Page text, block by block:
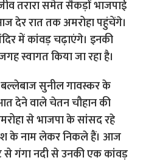
बल्लेबाज सुनील गावस्कर के
देने वाले चेतन चौहान की
से भाजपा के सांसद रहे
के नाम लेकर निकले हैं। आज
से गंगा नदी से उनकी एक कांवड़